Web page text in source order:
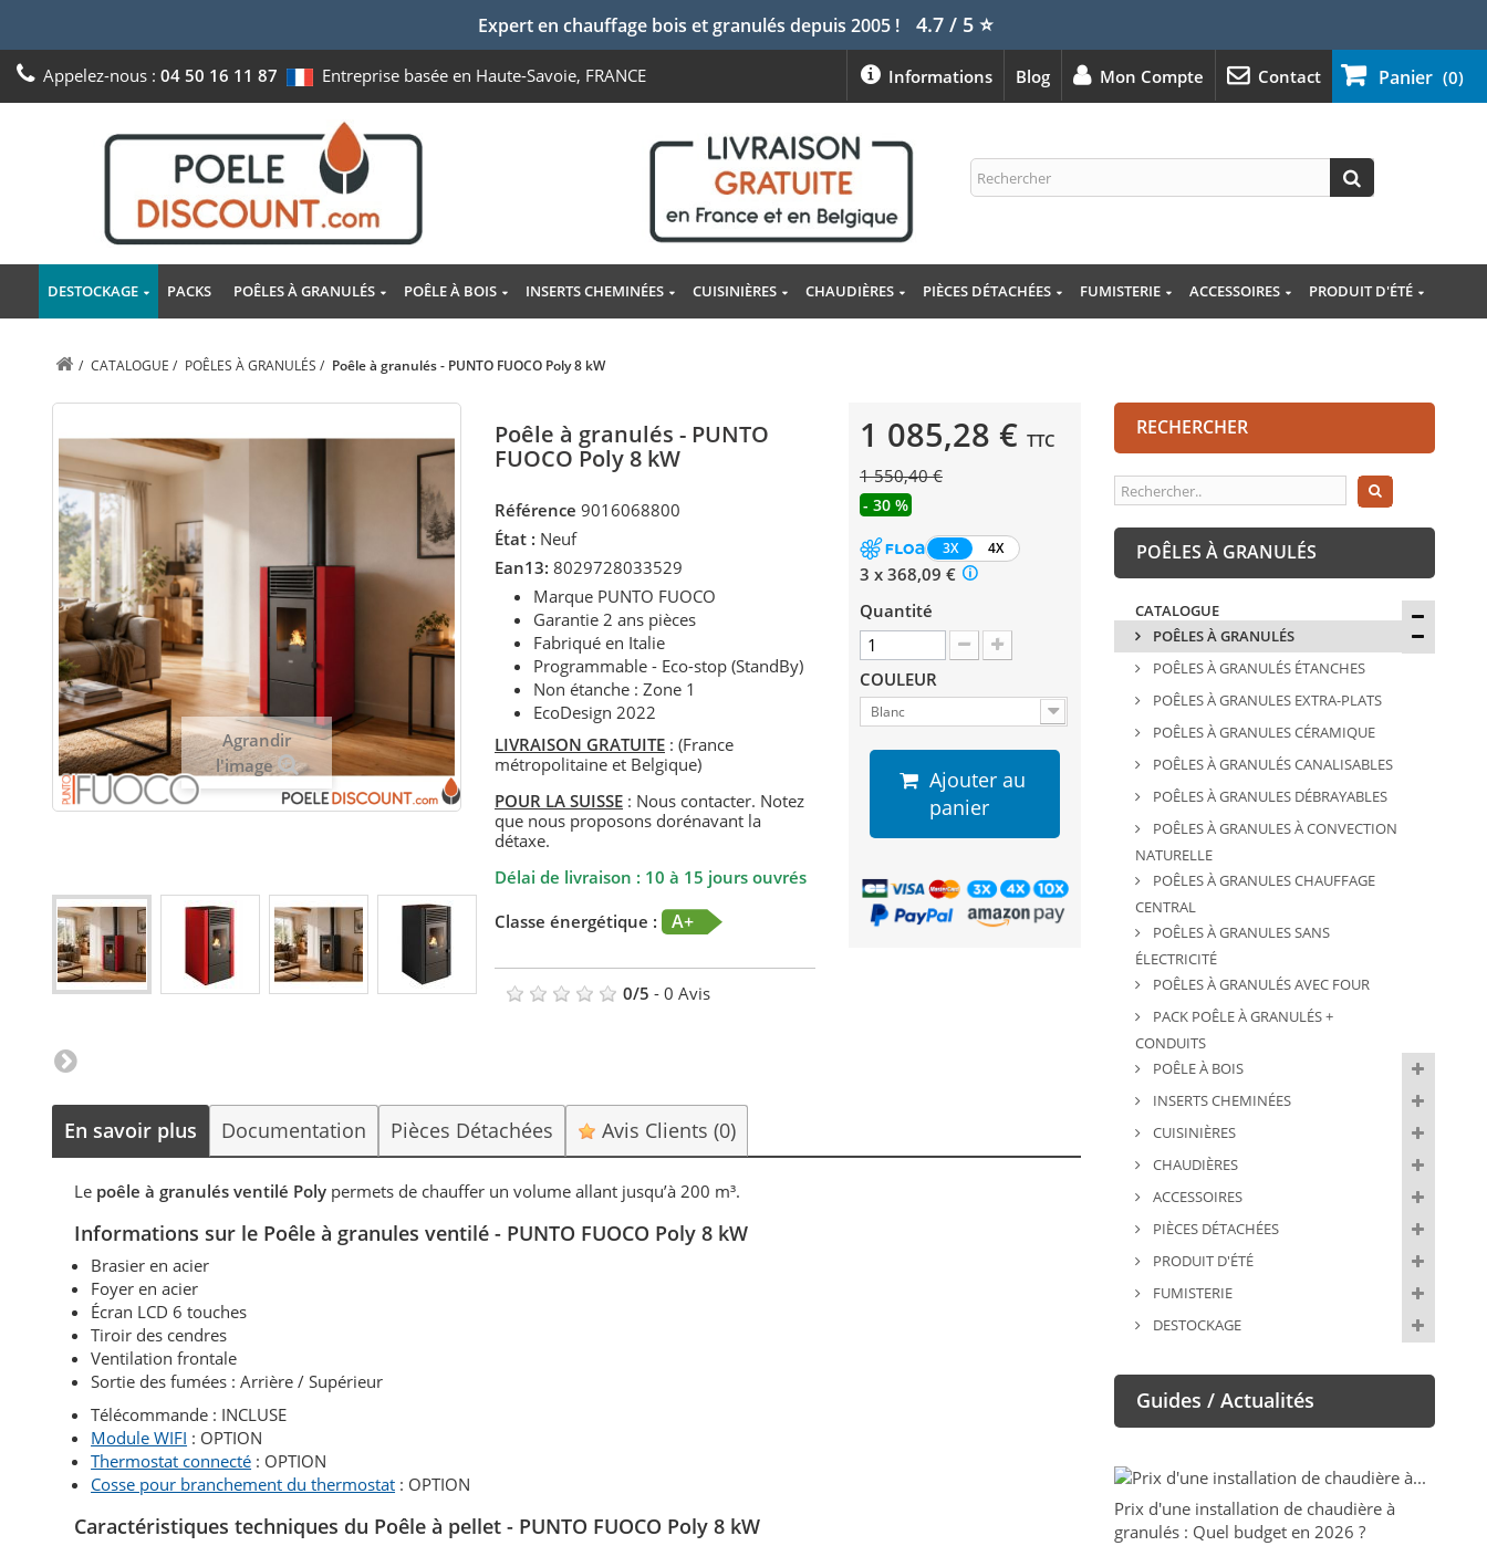
Expert en chauffage bois et granulés depuis 2005 ! 4.7 / 5⭐
Panier (0)
Appelez-nous : 04 50 16 11 87 Entreprise basée en Haute-Savoie, FRANCE Contact
Mon Compte
Blog
Informations
DESTOCKAGE PACKS POÊLES À GRANULÉS POÊLE À BOIS INSERTS CHEMINÉES CUISINIÈRES CHAUDIÈRES PIÈCES DÉTACHÉES FUMISTERIE ACCESSOIRES PRODUIT D'ÉTÉ
/ CATALOGUE / POÊLES À GRANULÉS / Poêle à granulés - PUNTO FUOCO Poly 8 kW
Agrandir
l'image
Poêle à granulés - PUNTO
FUOCO Poly 8 kW
Référence 9016068800
État : Neuf
Ean13: 8029728033529
Marque PUNTO FUOCO
Garantie 2 ans pièces
Fabriqué en Italie
Programmable - Eco-stop (StandBy)
Non étanche : Zone 1
EcoDesign 2022
LIVRAISON GRATUITE : (France
métropolitaine et Belgique)
POUR LA SUISSE : Nous contacter. Notez
que nous proposons dorénavant la
détaxe.
Délai de livraison : 10 à 15 jours ouvrés
Classe énergétique :
A+
0/5 - 0 Avis
1 085,28 € TTC
1 550,40 €
- 30 %
3X 4X
3 x 368,09 €
Quantité
COULEUR
Blanc
Ajouter au
panier
En savoir plus Documentation Pièces Détachées Avis Clients(0)
Le poêle à granulés ventilé Poly permets de chauffer un volume allant jusqu’à 200 m³.
Informations sur le Poêle à granules ventilé - PUNTO FUOCO Poly 8 kW
Brasier en acier
Foyer en acier
Écran LCD 6 touches
Tiroir des cendres
Ventilation frontale
Sortie des fumées : Arrière / Supérieur
Télécommande : INCLUSE
Module WIFI : OPTION
Thermostat connecté : OPTION
Cosse pour branchement du thermostat : OPTION
Caractéristiques techniques du Poêle à pellet - PUNTO FUOCO Poly 8 kW
RECHERCHER
POÊLES À GRANULÉS
CATALOGUE
POÊLES À GRANULÉS
POÊLES À GRANULÉS ÉTANCHES
POÊLES À GRANULES EXTRA-PLATS
POÊLES À GRANULES CÉRAMIQUE
POÊLES À GRANULÉS CANALISABLES
POÊLES À GRANULES DÉBRAYABLES
POÊLES À GRANULES À CONVECTION
NATURELLE
POÊLES À GRANULES CHAUFFAGE
CENTRAL
POÊLES À GRANULES SANS
ÉLECTRICITÉ
POÊLES À GRANULÉS AVEC FOUR
PACK POÊLE À GRANULÉS +
CONDUITS
POÊLE À BOIS
INSERTS CHEMINÉES
CUISINIÈRES
CHAUDIÈRES
ACCESSOIRES
PIÈCES DÉTACHÉES
PRODUIT D'ÉTÉ
FUMISTERIE
DESTOCKAGE
Guides / Actualités
Prix d'une installation de chaudière à
granulés : Quel budget en 2026 ?